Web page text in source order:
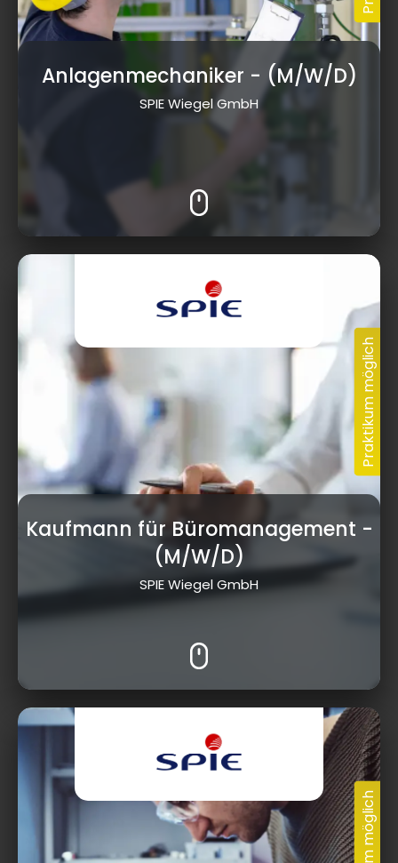
Anlagenmechaniker - (M/W/D)
SPIE Wiegel GmbH
Kaufmann für Büromanagement -
(M/W/D)
SPIE Wiegel GmbH